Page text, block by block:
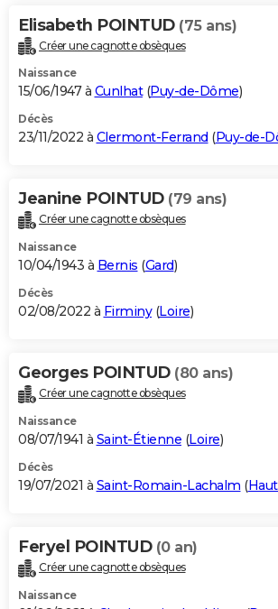
Elisabeth POINTUD (75 ans)
Créer une cagnotte obsèques
Naissance
15/06/1947 à Cunlhat(Puy-de-Dôme)
Décès
23/11/2022 à Clermont-Ferrand (Puy-de-
Jeanine POINTUD (79 ans)
Créer une cagnotte obsèques
Naissance
10/04/1943 à Bernis (Gard)
Décès
02/08/2022 à Firminy(Loire)
Georges POINTUD (80 ans)
Créer une cagnotte obsèques
Naissance
08/07/1941 à Saint-Étienne (Loire)
Décès
19/07/2021 à Saint-Romain-Lachalm (
Feryel POINTUD (0 an)
Créer une cagnotte obsèques
Naissance